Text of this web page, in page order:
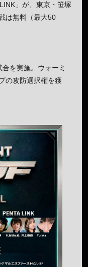
」が、東京・笹塚
は無料（最大50
を実施。ウォーミ
の攻防選択権を獲